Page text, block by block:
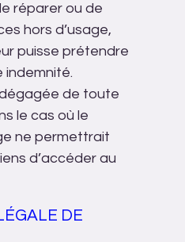
réparer ou de
hors d’usage,
puisse prétendre
indemnité.
de toute
le cas où le
ne permettrait
d’accéder au
DE